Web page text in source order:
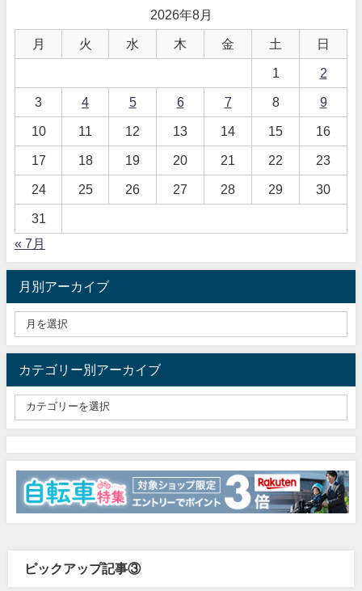
2026年8月
月 火 水 木 金 土 日
1 2
3 4 5 6 7 8 9
10 11 12 13 14 15 16
17 18 19 20 21 22 23
24 25 26 27 28 29 30
31
« 7月
月別アーカイブ
カテゴリー別アーカイブ
ピックアップ記事③